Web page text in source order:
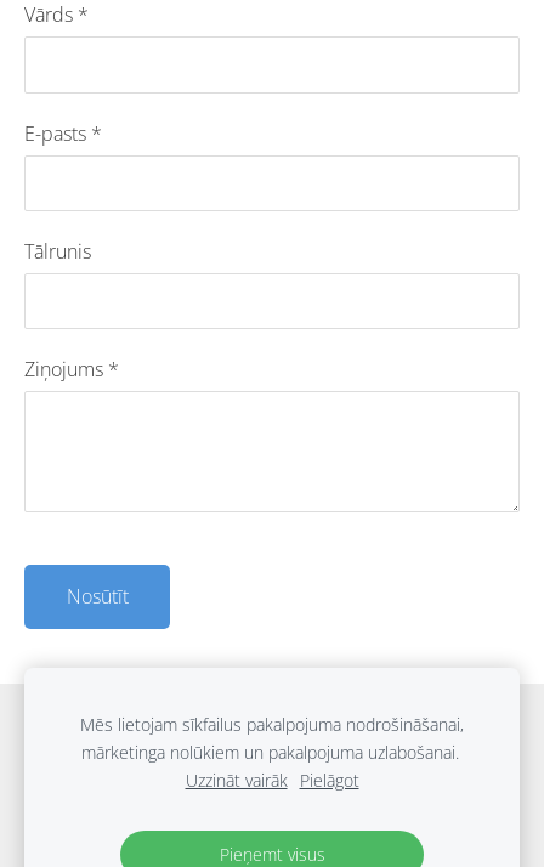
Vārds *
E-pasts *
Tālrunis
Ziņojums *
Sīkdatnes
©2021 bywww.jatravel.lv
Created by JA Travel
Mēs lietojam sīkfailus pakalpojuma nodrošināšanai,
mārketinga nolūkiem un pakalpojuma uzlabošanai.
Uzzināt vairāk
Pielāgot
Pieņemt visus